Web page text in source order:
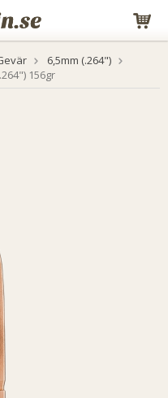
6,5mm (.264")
156gr